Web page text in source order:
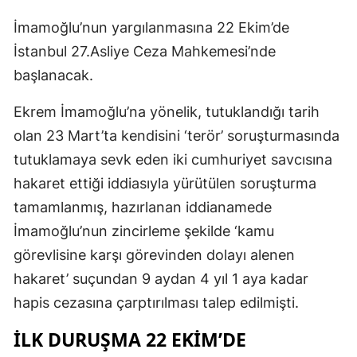
İmamoğlu’nun yargılanmasına 22 Ekim’de
İstanbul 27.Asliye Ceza Mahkemesi’nde
başlanacak.
Ekrem İmamoğlu’na yönelik, tutuklandığı tarih
olan 23 Mart’ta kendisini ‘terör’ soruşturmasında
tutuklamaya sevk eden iki cumhuriyet savcısına
hakaret ettiği iddiasıyla yürütülen soruşturma
tamamlanmış, hazırlanan iddianamede
İmamoğlu’nun zincirleme şekilde ‘kamu
görevlisine karşı görevinden dolayı alenen
hakaret’ suçundan 9 aydan 4 yıl 1 aya kadar
hapis cezasına çarptırılması talep edilmişti.
İLK DURUŞMA 22 EKİM’DE